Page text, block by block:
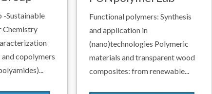
-Sustainable
Chemistry
copolymers
Functional polymers: Synthesis
and application in
(nano)technologies Polymeric
materials and transparent wood
composites: from renewable...